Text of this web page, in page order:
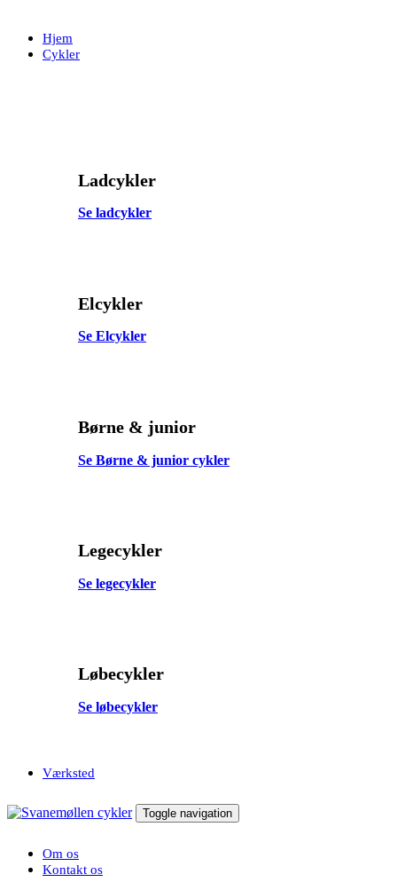
primary
navigation
Hjem
Cykler
Ladcykler
Se ladcykler
Elcykler
Se Elcykler
Børne & junior
Se Børne & junior cykler
Legecykler
Se legecykler
Løbecykler
Se løbecykler
Værksted
Toggle navigation
Om os
Kontakt os